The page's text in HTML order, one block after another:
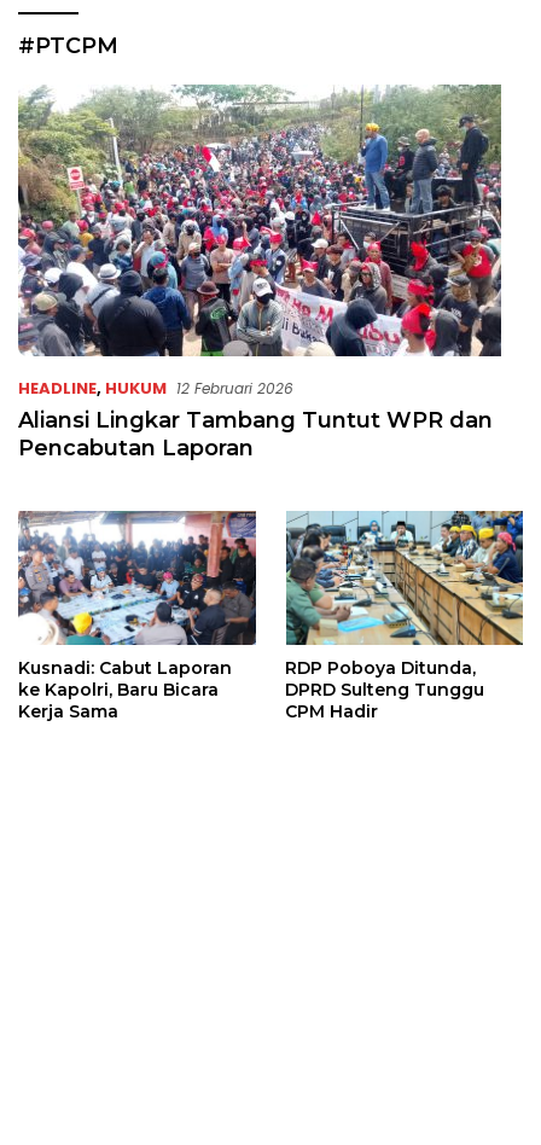
#PTCPM
HEADLINE, HUKUM 12 Februari 2026
Aliansi Lingkar Tambang Tuntut WPR dan
Pencabutan Laporan
Kusnadi: Cabut Laporan
ke Kapolri, Baru Bicara
Kerja Sama
RDP Poboya Ditunda,
DPRD Sulteng Tunggu
CPM Hadir